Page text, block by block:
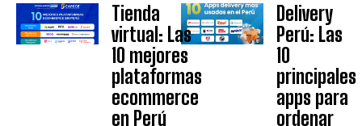
Tienda
virtual: Las
10 mejores
plataformas
ecommerce
en Perú
Delivery
Perú: Las
10
principales
apps para
ordenar